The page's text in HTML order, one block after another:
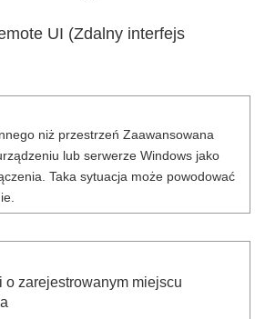
UI (Zdalny interfejs
niż przestrzeń Zaawansowana
lub serwerze Windows jako
Taka sytuacja może powodować
o zarejestrowanym miejscu